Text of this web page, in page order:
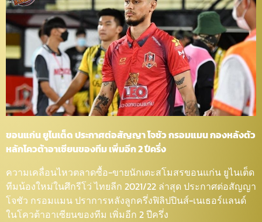
ขอนแก่น ยูไนเต็ด ประกาศต่อสัญญา โจชัว กรอมแมน กองหลังตัว
หลักโควต้าอาเซียนของทีม เพิ่มอีก 2 ปีครึ่ง
ความเคลื่อนไหวตลาดซื้อ-ขายนักเตะสโมสรขอนแก่น ยูไนเต็ด
ทีมน้องใหม่ในศึกรีโว่ ไทยลีก 2021/22 ล่าสุด ประกาศต่อสัญญา
โจชัว กรอมแมน ปราการหลังลูกครึ่งฟิลิปปินส์-เนเธอร์แลนด์
ในโควต้าอาเซียนของทีม เพิ่มอีก 2 ปีครึ่ง